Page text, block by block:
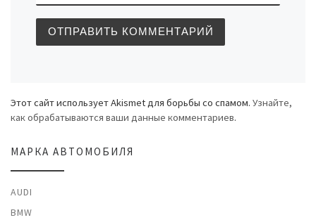
Этот сайт использует Akismet для борьбы со спамом. Узнайте,
как обрабатываются ваши данные комментариев.
МАРКА АВТОМОБИЛЯ
AUDI
BMW